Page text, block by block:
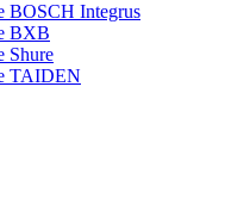
BOSCH Integrus
BXB
Shure
TAIDEN